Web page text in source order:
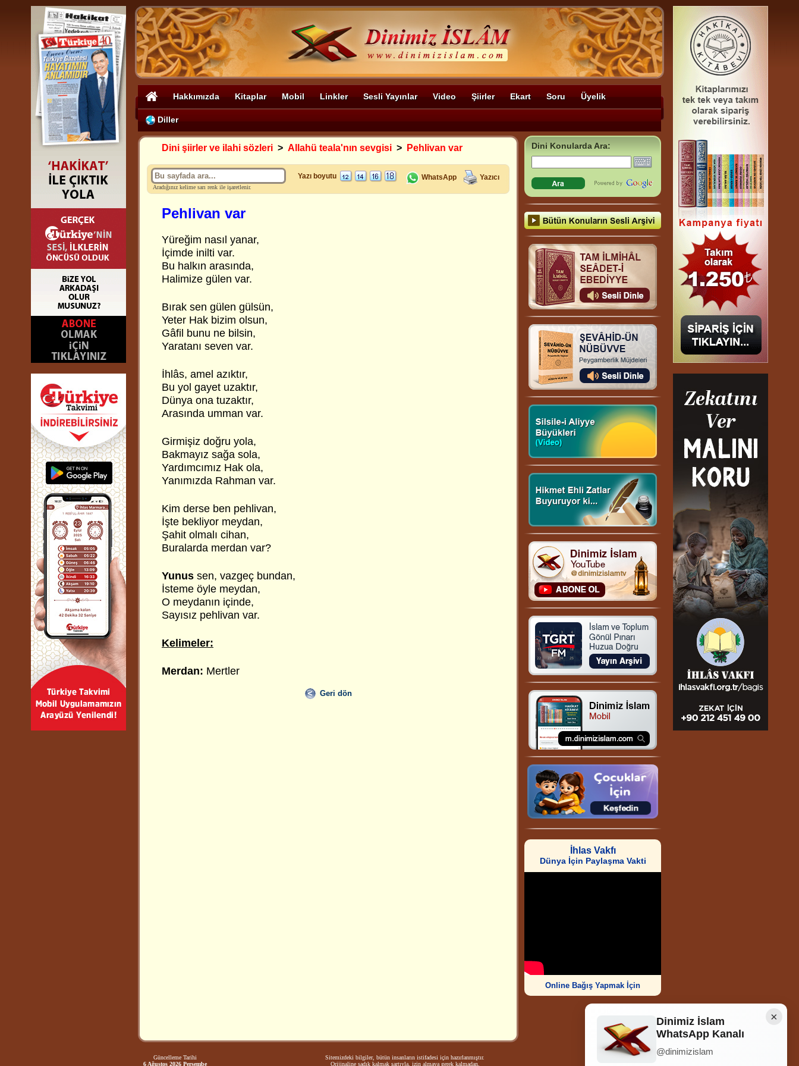
Hakkımızda Kitaplar Mobil Linkler Sesli Yayınlar Video Şiirler Ekart Soru Üyelik
Diller
Dini şiirler ve ilahi sözleri > Allahü teala'nın sevgisi > Pehlivan var
Aradığınız kelime sarı renk ile işaretlenir.
Yazı boyutu WhatsApp Yazıcı
Pehlivan var
Yüreğim nasıl yanar,
İçimde inilti var.
Bu halkın arasında,
Halimize gülen var.
Bırak sen gülen gülsün,
Yeter Hak bizim olsun,
Gâfil bunu ne bilsin,
Yaratanı seven var.
İhlâs, amel azıktır,
Bu yol gayet uzaktır,
Dünya ona tuzaktır,
Arasında umman var.
Girmişiz doğru yola,
Bakmayız sağa sola,
Yardımcımız Hak ola,
Yanımızda Rahman var.
Kim derse ben pehlivan,
İşte bekliyor meydan,
Şahit olmalı cihan,
Buralarda merdan var?
Yunus sen, vazgeç bundan,
İsteme öyle meydan,
O meydanın içinde,
Sayısız pehlivan var.
Kelimeler:
Merdan: Mertler
Geri dön
Dini Konularda Ara:
İhlas Vakfı
Dünya İçin Paylaşma Vakti
Online Bağış Yapmak İçin
Güncelleme Tarihi
6 Ağustos 2026 Perşembe
Sitemizdeki bilgiler, bütün insanların istifadesi için hazırlanmıştır.
Orijinaline sadık kalmak şartıyla, izin almaya gerek kalmadan,
Ziyaretçi Sayısı
×
Dinimiz İslam
WhatsApp Kanalı
@dinimizislam